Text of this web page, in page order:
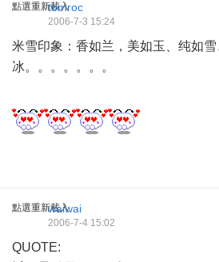
點選重新載入
tomroc
2006-7-3 15:24
米雪印象：香如兰，美如玉、纯如雪
冰。。。。。。。
點選重新載入
waiwai
2006-7-4 15:02
QUOTE: